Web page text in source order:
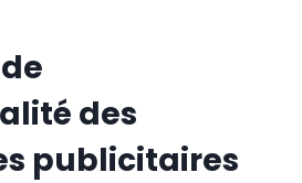
des
publicitaires